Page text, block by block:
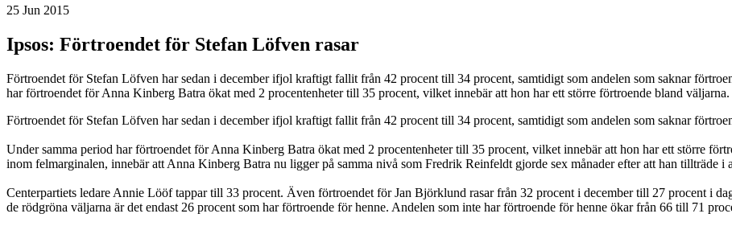
25 Jun 2015
Ipsos: Förtroendet för Stefan Löfven rasar
Förtroendet för Stefan Löfven har sedan i december ifjol kraftigt fallit från 42 procent till 34 procent, samtidigt som andelen som saknar
har förtroendet för Anna Kinberg Batra ökat med 2 procentenheter till 35 procent, vilket innebär att hon har ett större förtroende bland väljarna.
Förtroendet för Stefan Löfven har sedan i december ifjol kraftigt fallit från 42 procent till 34 procent, samtidigt som andelen som saknar
Under samma period har förtroendet för Anna Kinberg Batra ökat med 2 procentenheter till 35 procent, vilket innebär att hon har ett större
inom felmarginalen, innebär att Anna Kinberg Batra nu ligger på samma nivå som Fredrik Reinfeldt gjorde sex månader efter att han tillträde i
Centerpartiets ledare Annie Lööf tappar till 33 procent. Även förtroendet för Jan Björklund rasar från 32 procent i december till 27 procent i
de rödgröna väljarna är det endast 26 procent som har förtroende för henne. Andelen som inte har förtroende för henne ökar från 66 till 71